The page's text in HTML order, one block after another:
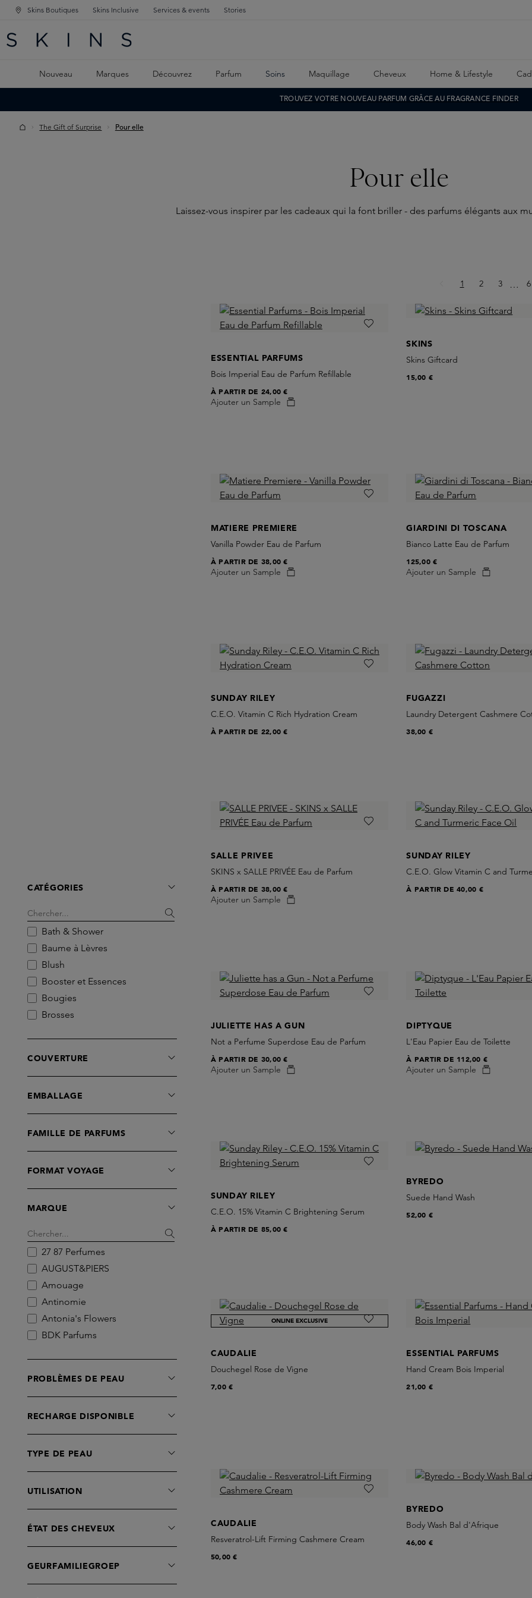
PRINCIPALE
CONTENU PRINCIPAL
Skins Boutiques Skins Inclusive Services & events Stories
Nouveau Marques Découvrez Parfum Soins Maquillage Cheveux Home & Lifestyle
TROUVEZ VOTRE NOUVEAU PARFUM GRÂCE AU FRAGRANCE FINDER
The Gift of Surprise Pour elle
Pour elle
Laissez-vous inspirer par les cadeaux qui la font briller - des parfums élégants aux
CATÉGORIES
Bath & Shower
Baume à Lèvres
Blush
Booster et Essences
Bougies
Brosses
Eau de Toilette
Exfoliators
Extrait de Parfum
Giftcards
Moisturisers
Ombre à Paupières
Parfum à Cheveux
Sets
Skins Box
Soins des Mains
Sérums
Treatments
COUVERTURE
EMBALLAGE
FAMILLE DE PARFUMS
FORMAT VOYAGE
MARQUE
27 87 Perfumes
AUGUST&PIERS
Amouage
Antinomie
Antonia's Flowers
BDK Parfums
Caudalie
Commodity
Creed
Deluge
EX NIHILO
Escentric Molecules
Essential Parfums
PROBLÈMES DE PEAU
RECHARGE DISPONIBLE
TYPE DE PEAU
UTILISATION
ÉTAT DES CHEVEUX
GEURFAMILIEGROEP
Page
1 Page
2 Page
3 Ellipsis
… 6
ESSENTIAL PARFUMS
Bois Imperial Eau de Parfum Refillable
Ajouter un Sample
À PARTIR DE 24,00 €
SKINS
Skins Giftcard
15,00 €
MATIERE PREMIERE
Vanilla Powder Eau de Parfum
Ajouter un Sample
À PARTIR DE 38,00 €
GIARDINI DI TOSCANA
Bianco Latte Eau de Parfum
Ajouter un Sample
125,00 €
SUNDAY RILEY
C.E.O. Vitamin C Rich Hydration Cream
À PARTIR DE 22,00 €
FUGAZZI
Laundry Detergent Cashmere
38,00 €
SALLE PRIVEE
SKINS x SALLE PRIVÉE Eau de Parfum
Ajouter un Sample
À PARTIR DE 38,00 €
SUNDAY RILEY
C.E.O. Glow Vitamin C and
À PARTIR DE40,00 €
JULIETTE HAS A GUN
Not a Perfume Superdose Eau de Parfum
Ajouter un Sample
À PARTIR DE 30,00 €
DIPTYQUE
L'Eau Papier Eau de Toilette
Ajouter un Sample
À PARTIR DE 112,00 €
SUNDAY RILEY
C.E.O. 15% Vitamin C Brightening Serum
À PARTIR DE 85,00 €
BYREDO
Suede Hand Wash
52,00 €
ONLINE EXCLUSIVE
CAUDALIE
Douchegel Rose de Vigne
7,00 €
ESSENTIAL PARFUMS
Hand Cream Bois Imperial
21,00 €
CAUDALIE
Resveratrol-Lift Firming Cashmere Cream
50,00 €
BYREDO
Body Wash Bal d'Afrique
46,00 €